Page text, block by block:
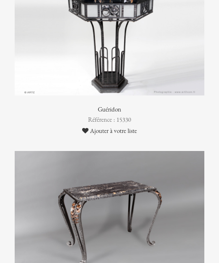
Guéridon
Référence : 15330
Ajouter à votre liste